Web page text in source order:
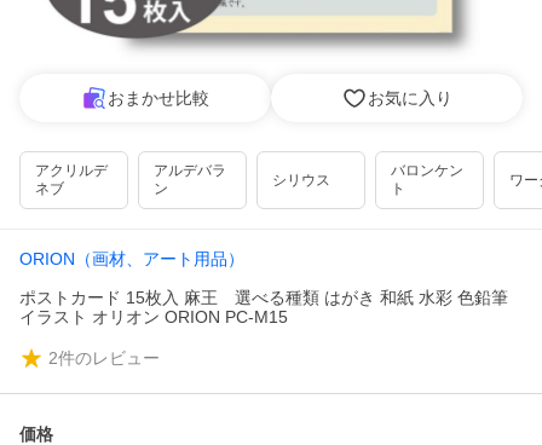
おまかせ比較 お気に入り
アクリルデ
ネブ
アルデバラ
ン
シリウス
バロンケン
ト
ワー
ORION（画材、アート用品）
ポストカード 15枚入 麻王 選べる種類 はがき 和紙 水彩 色鉛筆
イラスト オリオン ORION PC-M15
2件のレビュー
価格